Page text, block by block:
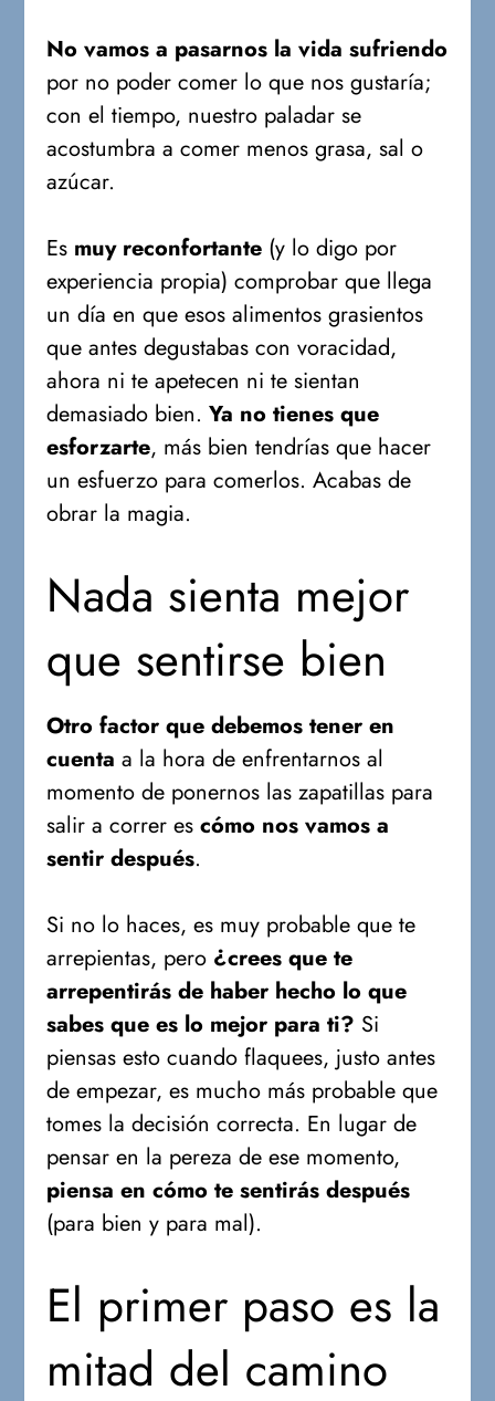
No vamos a pasarnos la vida sufriendo
por no poder comer lo que nos gustaría;
con el tiempo, nuestro paladar se
acostumbra a comer menos grasa, sal o
azúcar.
Es muy reconfortante (y lo digo por
experiencia propia) comprobar que llega
un día en que esos alimentos grasientos
que antes degustabas con voracidad,
ahora ni te apetecen ni te sientan
demasiado bien.Ya no tienes que
esforzarte, más bien tendrías que hacer
un esfuerzo para comerlos. Acabas de
obrar la magia.
Nada sienta mejor
que sentirse bien
Otro factor que debemos tener en
cuenta a la hora de enfrentarnos al
momento de ponernos las zapatillas para
salir a correr escómo nos vamos a
sentir después.
Si no lo haces, es muy probable que te
arrepientas, pero ¿crees que te
arrepentirás de haber hecho lo que
sabes que es lo mejor para ti? Si
piensas esto cuando flaquees, justo antes
de empezar, es mucho más probable que
tomes la decisión correcta. En lugar de
pensar en la pereza de ese momento,
piensa en cómo te sentirás después
(para bien y para mal).
El primer paso es la
mitad del camino